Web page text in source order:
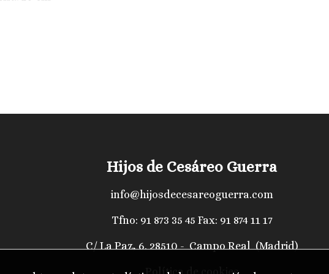
Hijos de Cesáreo Guerra
info@hijosdecesareoguerra.com
Tfno: 91 873 35 45 Fax: 91 874 11 17
C/ La Paz, 6. 28510 - Campo Real (Madrid)
Política de cookies